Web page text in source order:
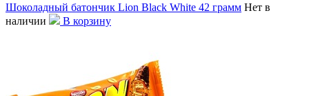
Шоколадный батончик Lion Black White 42 грамм Нет в
наличии
В корзину